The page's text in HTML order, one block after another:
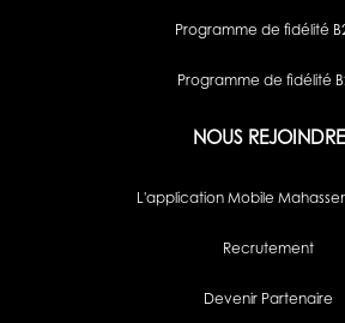
Programme de fidélité
Programme de fidélité
NOUS REJOINDRE
L'application Mobile
Recrutement
Devenir Partenaire